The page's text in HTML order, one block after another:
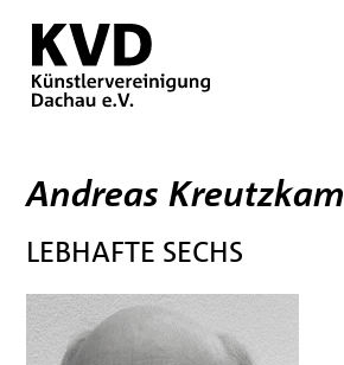
Andreas Kreutzkam
LEBHAFTE SECHS